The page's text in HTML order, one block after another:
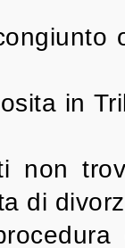
in
non
di